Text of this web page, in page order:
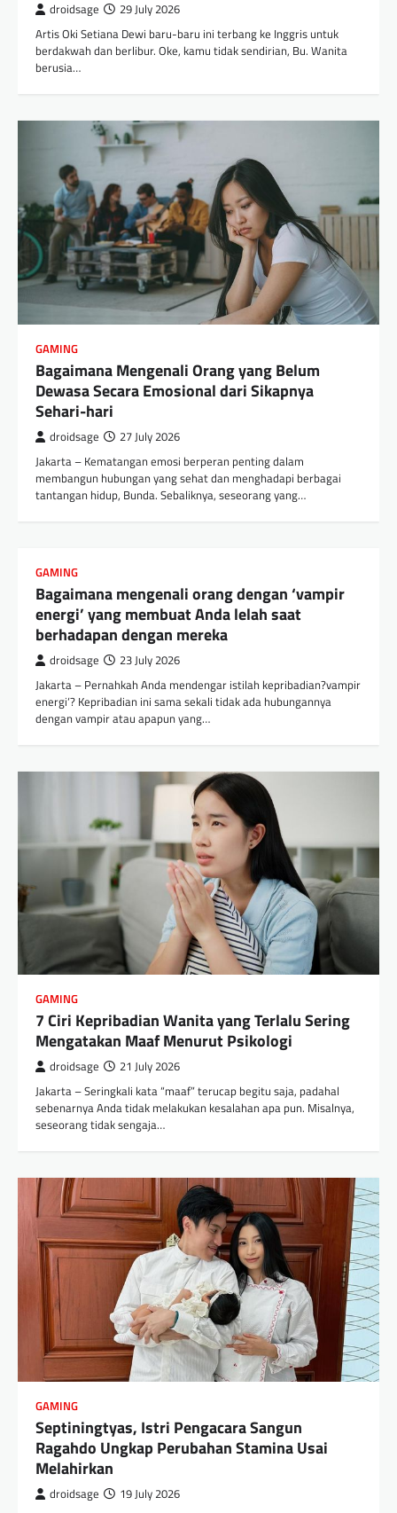
droidsage 29 July 2026
Artis Oki Setiana Dewi baru-baru ini terbang ke Inggris untuk
berdakwah dan berlibur. Oke, kamu tidak sendirian, Bu. Wanita
berusia…
GAMING
Bagaimana Mengenali Orang yang Belum
Dewasa Secara Emosional dari Sikapnya
Sehari-hari
droidsage 27 July 2026
Jakarta – Kematangan emosi berperan penting dalam
membangun hubungan yang sehat dan menghadapi berbagai
tantangan hidup, Bunda. Sebaliknya, seseorang yang…
GAMING
Bagaimana mengenali orang dengan ‘vampir
energi’ yang membuat Anda lelah saat
berhadapan dengan mereka
droidsage 23 July 2026
Jakarta – Pernahkah Anda mendengar istilah kepribadian?vampir
energi‘? Kepribadian ini sama sekali tidak ada hubungannya
dengan vampir atau apapun yang…
GAMING
7 Ciri Kepribadian Wanita yang Terlalu Sering
Mengatakan Maaf Menurut Psikologi
droidsage 21 July 2026
Jakarta – Seringkali kata “maaf” terucap begitu saja, padahal
sebenarnya Anda tidak melakukan kesalahan apa pun. Misalnya,
seseorang tidak sengaja…
GAMING
Septiningtyas, Istri Pengacara Sangun
Ragahdo Ungkap Perubahan Stamina Usai
Melahirkan
droidsage 19 July 2026